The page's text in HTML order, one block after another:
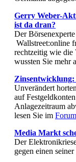
Gerry Weber-
ist da dran?
Der
Wallstreet:online
rechtzeitig wie die
wussten Sie mehr
Unverändert
auf
Anlagezeitraum
lesen Sie im Forum
Media Markt
Der
gegen einen